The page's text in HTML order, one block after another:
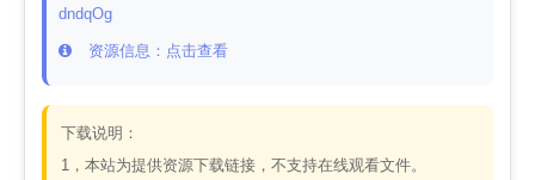
dndqOg
资源信息：点击查看
下载说明：
1，本站为提供资源下载链接，不支持在线观看文件。